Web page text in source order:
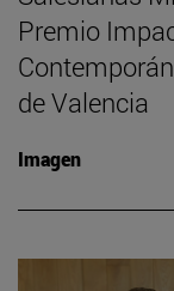
Premio
de Valencia
Imagen